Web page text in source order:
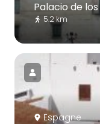
Palacio de
5.2 km
Espagne